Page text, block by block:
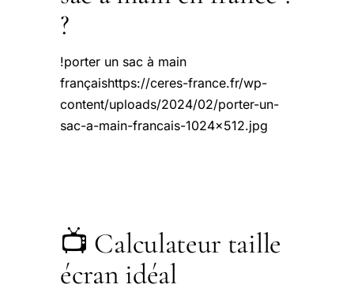
?
!porter un sac à main
françaishttps://ceres-france.fr/wp-
content/uploads/2024/02/porter-un-
sac-a-main-francais-1024x512.jpg
📺 Calculateur taille
écran idéal